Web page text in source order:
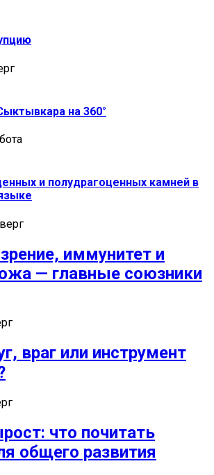
на 360°
и полудрагоценных камней в
иммунитет и
— главные союзники
враг или инструмент
что почитать
общего развития